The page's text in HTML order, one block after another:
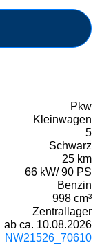
Pkw
Kleinwagen
5
Schwarz
25 km
66 kW/ 90 PS
Benzin
998 cm³
Zentrallager
ab ca. 10.08.2026
NW21526_70610